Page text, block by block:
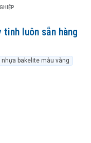
luôn sẵn hàng
nhựa bakelite màu vàng